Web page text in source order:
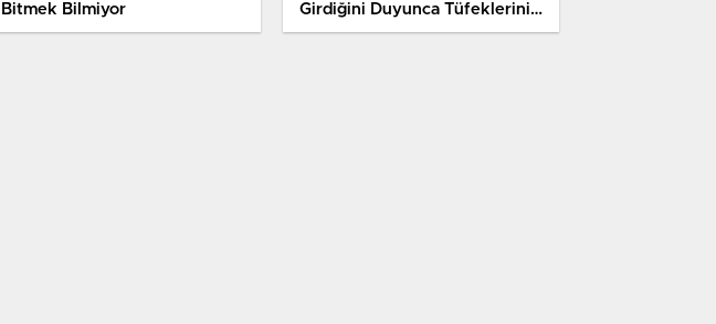
Bitmek Bilmiyor
Girdiğini Duyunca Tüfeklerini
Alıp Yaylaya Çıktılar